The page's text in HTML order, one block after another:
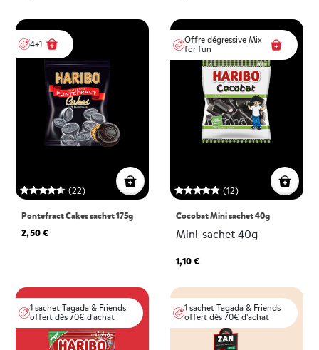
(22)
4+1
Pontefract Cakes sachet 175g
2,50 €
(12)
Offre dégressive Mix
for fun
Cocobat Mini sachet 40g
Mini-sachet 40g
1,10 €
1 sachet Tagada & Friends
offert dès 70€ d'achat
1 sachet Tagada & Friends
offert dès 70€ d'achat